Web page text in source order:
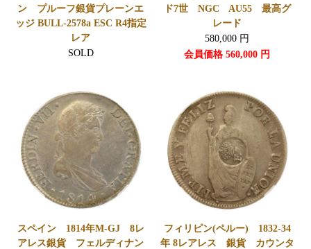
ン プルーフ銀貨プレーンエ
ッジ BULL-2578a ESC R4指定
レア
SOLD
ド7世 NGC AU55 最高グ
レード
580,000 円
会員価格 560,000 円
スペイン 1814年M-GJ 8レ
アレス銀貨 フェルディナン
フィリピン(ペルー) 1832-34
年 8レアレス 銀貨 カウンタ